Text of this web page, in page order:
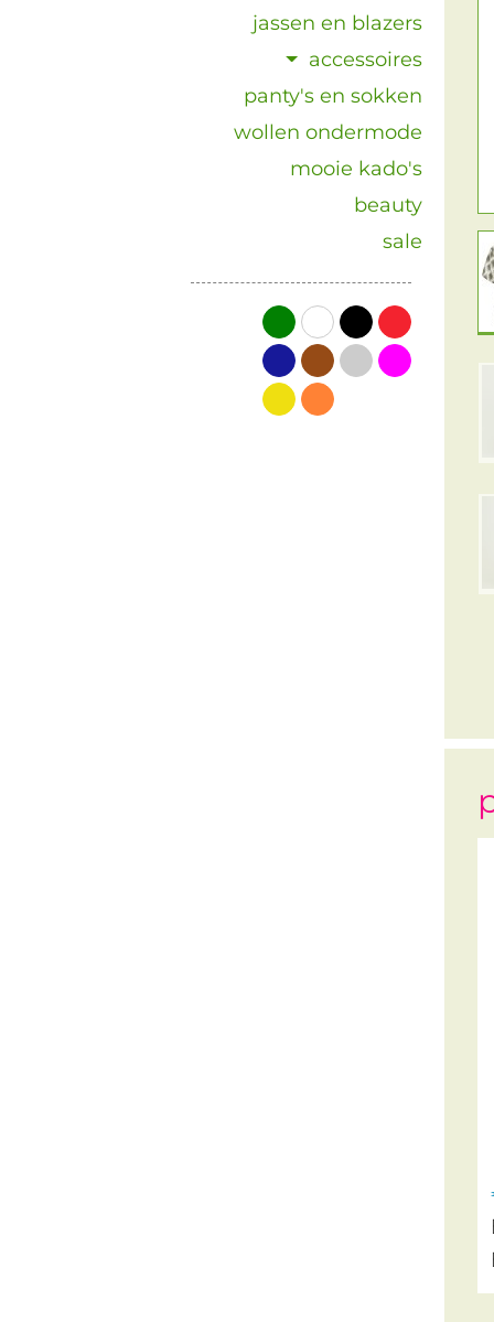
jassen en blazers
accessoires
panty's en sokken
wollen ondermode
mooie kado's
beauty
sale
groenwit zwartrood
blauwbruingrijsroze
geeloranje